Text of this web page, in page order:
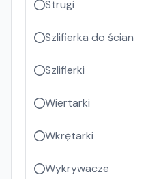
Strugi
Szlifierka do ścian
Szlifierki
Wiertarki
Wkrętarki
Wykrywacze